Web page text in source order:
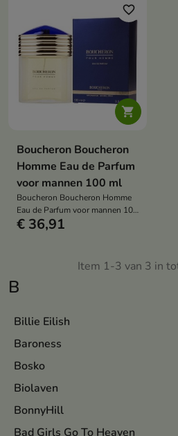
B
Billie Eilish
Baroness
Bosko
Biolaven
BonnyHill
Bad Girls Go To Heaven
moderniteit wordt gecombineerd
met tijdloze klassiekers.

favorite_border
Boucheron Boucheron
Homme Eau de Parfum
voor mannen 100 ml
Boucheron Boucheron Homme
Eau de Parfum voor mannen 100
ml
€ 36,91
Item 1-3 van 3 in